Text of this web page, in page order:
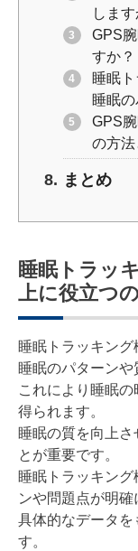
します
GPS
すか？
睡眠
睡眠
GPS
の方法
まとめ
睡眠トラッ
上に役立つ
睡眠トラッキン
睡眠のパターンや
これにより睡眠
得られます。
睡眠の質を向上
とが重要です。
睡眠トラッキン
ンや問題点が明確
具体的なデータを
す。